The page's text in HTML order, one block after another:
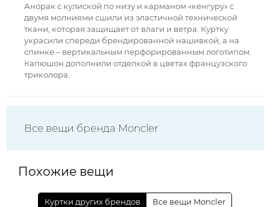
Анорак с кулиской по низу и карманом «кенгуру» с
двумя молниями сшили из эластичной технической
ткани, которая защищает от влаги и ветра. Куртку
украсили спереди брендированной нашивкой, а на
спинке – вертикальным перфорированным логотипом.
Капюшон дополнили отделкой в цветах французского
триколора.
Все вещи бренда Moncler
Похожие вещи
Куртки других брендов Все вещи Moncler